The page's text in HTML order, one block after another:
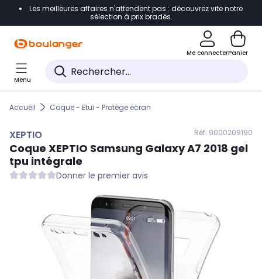
Accéder directement à la navigation
Accéder directement au pied de page
Accéder directement au chatbot
Les meilleures affaires n'attendent pas : découvrez vite notre
sélection à prix bradés.
Me connecterPanier
Menu
Accueil Coque - Etui - Protège écran
XEPTIO Réf. 9000209190
Coque XEPTIO Samsung Galaxy A7 2018 gel
tpu intégrale
Donner le premier avis